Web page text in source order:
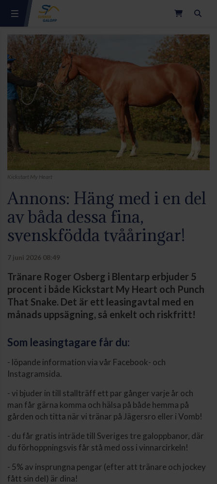
Kickstart My Heart
Annons: Häng med i en del
av båda dessa fina,
svenskfödda tvååringar!
7 juni 2026 08:49
Tränare Roger Osberg i Blentarp erbjuder 5
procent i både Kickstart My Heart och Punch
That Snake. Det är ett leasingavtal med en
månads uppsägning, så enkelt och riskfritt!
Som leasingtagare får du:
- löpande information via vår Facebook- och
Instagramsida.
- vi bjuder in till stallträff ett par gånger varje år och
man får gärna komma och hälsa på både hemma på
gården och titta när vi tränar på Jägersro eller i Vomb!
- du får gratis inträde till Sveriges tre galoppbanor, där
du förhoppningsvis får stå med oss i vinnarcirkeln!
- 5% av insprungna pengar (efter att tränare och jockey
fått sin del) är dina!